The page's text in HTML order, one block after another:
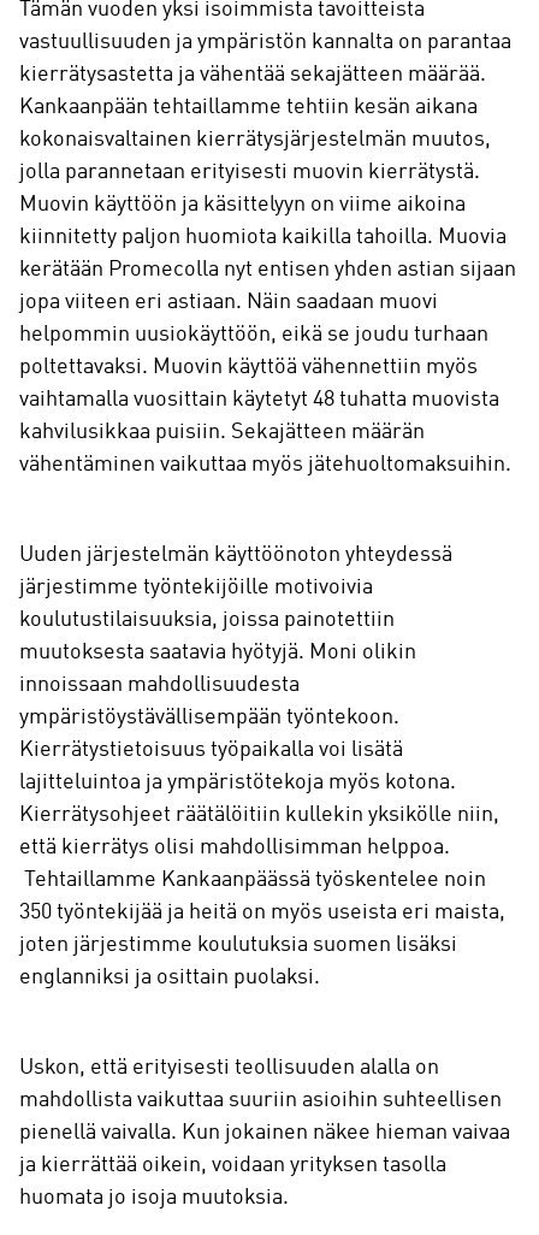
Tämän vuoden yksi isoimmista tavoitteista
vastuullisuuden ja ympäristön kannalta on parantaa
kierrätysastetta ja vähentää sekajätteen määrää.
Kankaanpään tehtaillamme tehtiin kesän aikana
kokonaisvaltainen kierrätysjärjestelmän muutos,
jolla parannetaan erityisesti muovin kierrätystä.
Muovin käyttöön ja käsittelyyn on viime aikoina
kiinnitetty paljon huomiota kaikilla tahoilla. Muovia
kerätään Promecolla nyt entisen yhden astian sijaan
jopa viiteen eri astiaan. Näin saadaan muovi
helpommin uusiokäyttöön, eikä se joudu turhaan
poltettavaksi. Muovin käyttöä vähennettiin myös
vaihtamalla vuosittain käytetyt 48 tuhatta muovista
kahvilusikkaa puisiin. Sekajätteen määrän
vähentäminen vaikuttaa myös jätehuoltomaksuihin.
Uuden järjestelmän käyttöönoton yhteydessä
järjestimme työntekijöille motivoivia
koulutustilaisuuksia, joissa painotettiin
muutoksesta saatavia hyötyjä. Moni olikin
innoissaan mahdollisuudesta
ympäristöystävällisempään työntekoon.
Kierrätystietoisuus työpaikalla voi lisätä
lajitteluintoa ja ympäristötekoja myös kotona.
Kierrätysohjeet räätälöitiin kullekin yksikölle niin,
että kierrätys olisi mahdollisimman helppoa.
Tehtaillamme Kankaanpäässä työskentelee noin
350 työntekijää ja heitä on myös useista eri maista,
joten järjestimme koulutuksia suomen lisäksi
englanniksi ja osittain puolaksi.
Uskon, että erityisesti teollisuuden alalla on
mahdollista vaikuttaa suuriin asioihin suhteellisen
pienellä vaivalla. Kun jokainen näkee hieman vaivaa
ja kierrättää oikein, voidaan yrityksen tasolla
huomata jo isoja muutoksia.